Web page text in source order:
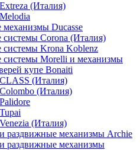
(Италия)
Ducasse
Corona (Италия)
системы Krona Koblenz
системы Morelli и механизмы
купе Bonaiti
(Италия)
(Италия)
(Италия)
раздвижные механизмы Archie
раздвижные механизмы